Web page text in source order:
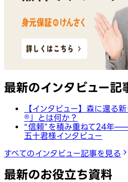
最新のインタビュー記
【インタビュー】森に還
®︎」とは何か？
“信頼”を積み重ねて24年
五十君様インタビュー
すべてのインタビュー記事を見る
最新のお役立ち資料